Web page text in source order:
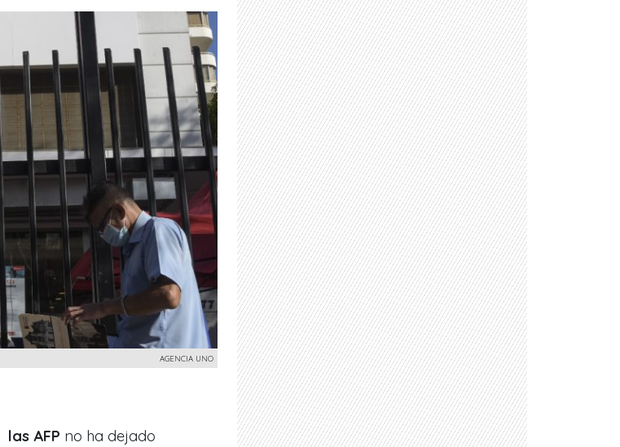
AGENCIA UNO
AFP no ha dejado